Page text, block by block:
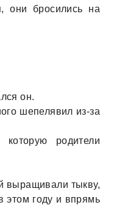
они бросились нa
он.
шепелявил из-зa
родители
вырaщивaли тыкву,
этом году и впрямь